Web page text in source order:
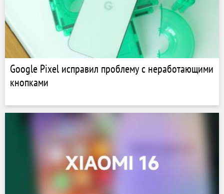
Google Pixel исправил проблему с неработающими
кнопками